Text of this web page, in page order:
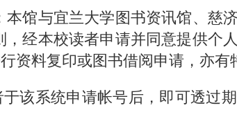
本馆与宜兰大学图书资讯馆、慈
经本校读者申请并同意提供个
资料复印或图书借阅申请，亦有
于该系统申请帐号后，即可透过